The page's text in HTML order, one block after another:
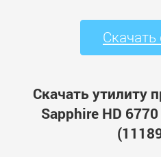
Скачать утилиту
Sapphire HD